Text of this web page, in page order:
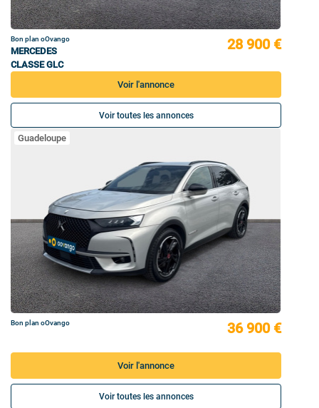
Bon plan oOvango
MERCEDES
CLASSE GLC
28 900 €
Voir l'annonce
Voir toutes les annonces
Guadeloupe
Bon plan oOvango 36 900 €
Voir l'annonce
Voir toutes les annonces